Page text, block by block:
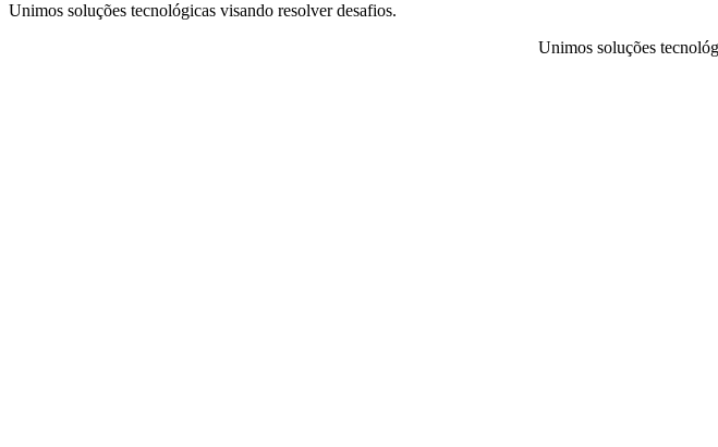
Unimos soluções tecnológicas visando resolver desafios.
Unimos soluções